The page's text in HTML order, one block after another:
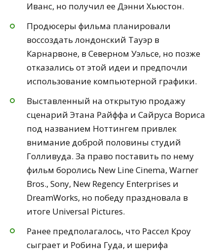
Иванс, но получил ее Дэнни Хьюстон.
Продюсеры фильма планировали
воссоздать лондонский Тауэр в
Карнарвоне, в Северном Уэльсе, но позже
отказались от этой идеи и предпочли
использование компьютерной графики.
Выставленный на открытую продажу
сценарий Этана Райффа и Сайруса Вориса
под названием Ноттингем привлек
внимание доброй половины студий
Голливуда. За право поставить по нему
фильм боролись New Line Cinema, Warner
Bros., Sony, New Regency Enterprises и
DreamWorks, но победу праздновала в
итоге Universal Pictures.
Ранее предполагалось, что Рассел Кроу
сыграет и Робина Гуда, и шерифа